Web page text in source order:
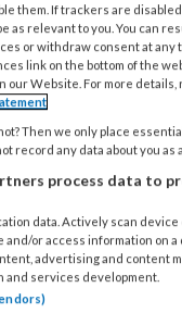
them. If trackers are
as relevant to you. You can
or withdraw consent at any
link on the bottom of the
our Website. For more details,
Then we only place
record any data about you as
process data to
data. Actively scan
and/or access information on
advertising and content
services development.